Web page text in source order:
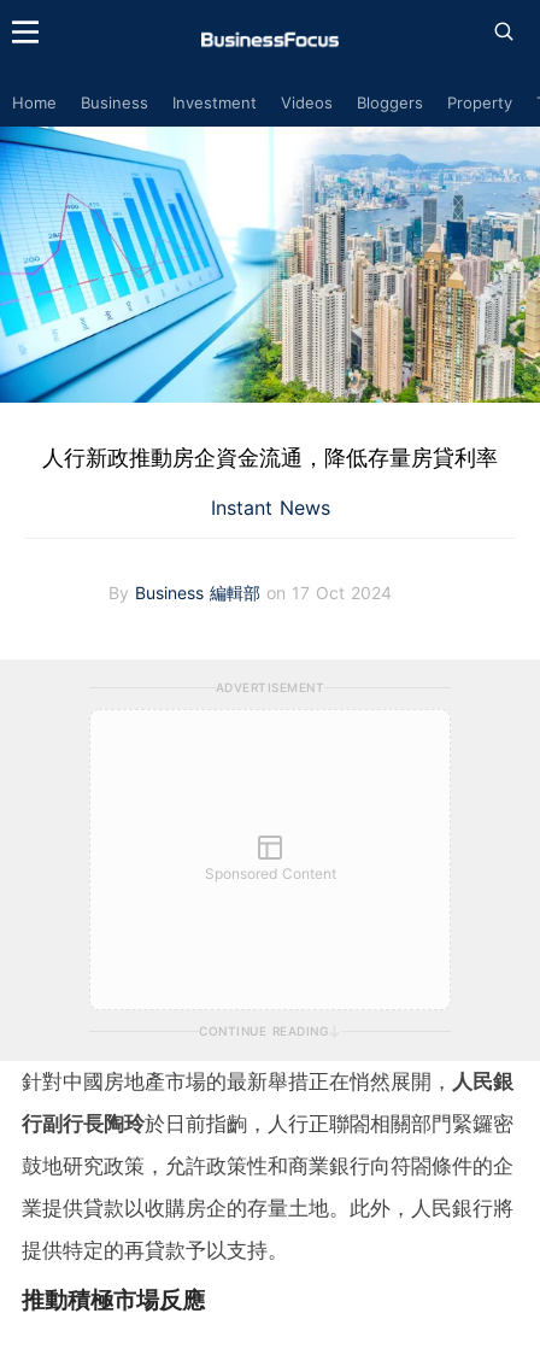
Home Business Investment Videos Bloggers Property
人行新政推動房企資金流通，降低存量房貸利率
Instant News
By Business 編輯部 on 17 Oct 2024
ADVERTISEMENT
Sponsored Content
CONTINUE READING
針對中國房地產市場的最新舉措正在悄然展開， 人民銀
行副行長陶玲於日前指齣，人行正聯閤相關部門緊鑼密
鼓地研究政策，允許政策性和商業銀行向符閤條件的企
業提供貸款以收購房企的存量土地。此外，人民銀行將
提供特定的再貸款予以支持。
推動積極市場反應